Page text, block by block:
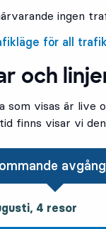
ingen
för all
och
som visas är live
finns visar vi
4resor
4 resor